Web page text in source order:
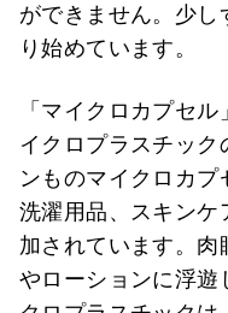
ができません。少し
り始めています。
「マイクロカプセ
イクロプラスチック
ンものマイクロカプ
洗濯用品、スキンケ
加されています。
やローションに浮遊